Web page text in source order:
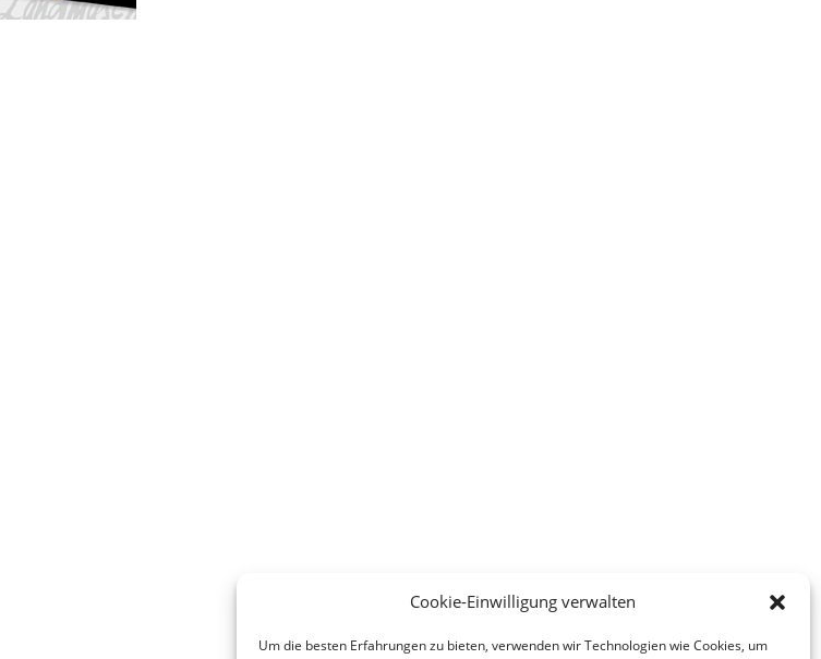
Cookie-Einwilligung verwalten
Um die besten Erfahrungen zu bieten, verwenden wir Technologien wie Cookies, um
nächste→